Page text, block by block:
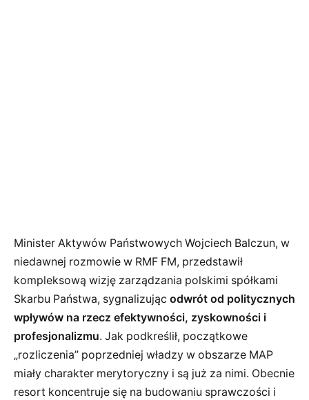
Minister Aktywów Państwowych Wojciech Balczun, w
niedawnej rozmowie w RMF FM, przedstawił
kompleksową wizję zarządzania polskimi spółkami
Skarbu Państwa, sygnalizując odwrót od politycznych
wpływów na rzecz efektywności, zyskowności i
profesjonalizmu. Jak podkreślił, początkowe
„rozliczenia” poprzedniej władzy w obszarze MAP
miały charakter merytoryczny i są już za nimi. Obecnie
resort koncentruje się na budowaniu sprawczości i